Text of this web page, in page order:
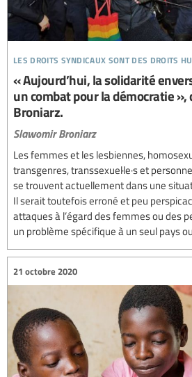
les droits syndicaux sont des droits
« Aujourd’hui, la solidarité
un combat pour la démocratie »,
Broniarz.
Slawomir Broniarz
Les femmes et les lesbiennes,
transgenres, transsexuel·le·s et
se trouvent actuellement dans une
Il serait toutefois erroné et peu
attaques à l’égard des femmes ou des
un problème spécifique à un seul pays
21 octobre 2020